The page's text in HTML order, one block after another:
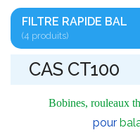
FILTRE RAPIDE BAL
(4 produits)
CAS CT100
Bobines, rouleaux
pour